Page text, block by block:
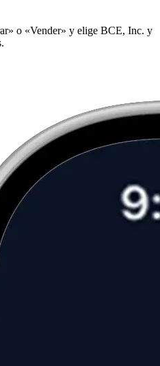
o «Vender» y elige BCE, Inc. y